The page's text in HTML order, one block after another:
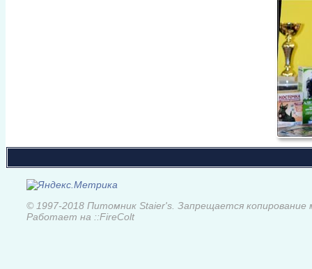
© 1997-2018 Питомник Staier's. Запрещается
Работает на ::FireColt